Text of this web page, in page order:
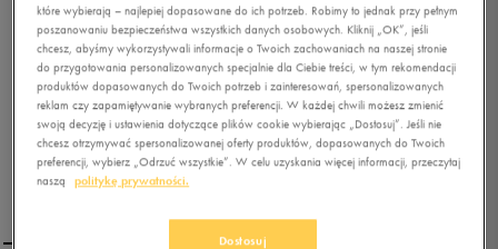
które wybierają – najlepiej dopasowane do ich potrzeb. Robimy to jednak przy pełnym
poszanowaniu bezpieczeństwa wszystkich danych osobowych. Kliknij „OK”, jeśli
chcesz, abyśmy wykorzystywali informacje o Twoich zachowaniach na naszej stronie
do przygotowania personalizowanych specjalnie dla Ciebie treści, w tym rekomendacji
produktów dopasowanych do Twoich potrzeb i zainteresowań, spersonalizowanych
reklam czy zapamiętywanie wybranych preferencji. W każdej chwili możesz zmienić
swoją decyzję i ustawienia dotyczące plików cookie wybierając „Dostosuj”. Jeśli nie
chcesz otrzymywać spersonalizowanej oferty produktów, dopasowanych do Twoich
preferencji, wybierz „Odrzuć wszystkie”. W celu uzyskania więcej informacji, przeczytaj
naszą
politykę prywatności.
Dostosuj